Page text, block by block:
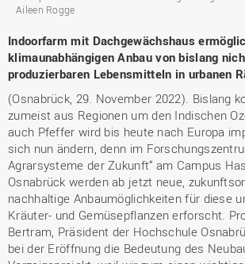
Aileen Rogge
Indoorfarm mit Dachgewächshaus
klimaunabhängigen Anbau von bislang
produzierbaren Lebensmitteln in urbanen
(Osnabrück, 29. November 2022). Bislang
zumeist aus Regionen um den Indischen
auch Pfeffer wird bis heute nach Europa
sich nun ändern, denn im
Agrarsysteme der Zukunft“ am Campus
Osnabrück werden ab jetzt neue,
nachhaltige Anbaumöglichkeiten für diese
Kräuter- und Gemüsepflanzen erforscht.
Bertram, Präsident der Hochschule
bei der Eröffnung die Bedeutung des